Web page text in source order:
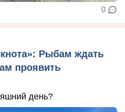
0
Рыбам ждать
проявить
день?